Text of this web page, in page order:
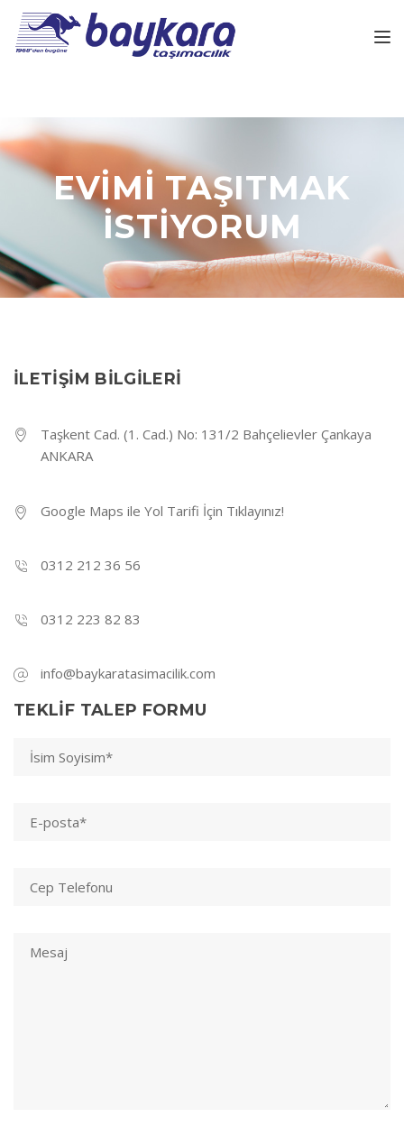
Açılır
EVİMİ TAŞITMAK
İSTİYORUM
İLETİŞİM BİLGİLERİ
Taşkent Cad. (1. Cad.) No: 131/2 Bahçelievler Çankaya
ANKARA
Google Maps ile Yol Tarifi İçin Tıklayınız!
0312 212 36 56
0312 223 82 83
info@baykaratasimacilik.com
TEKLİF TALEP FORMU